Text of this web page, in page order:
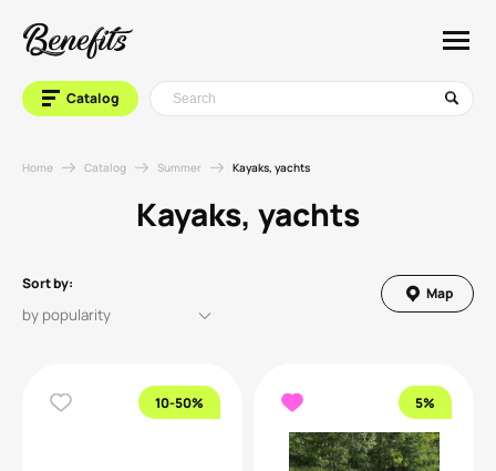
Catalog
Home Catalog Summer Kayaks, yachts
Kayaks, yachts
Sort by:
Map
10-50% 5%